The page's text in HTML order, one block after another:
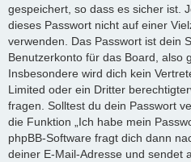
gespeichert, so dass es sicher ist.
dieses Passwort nicht auf einer
verwenden. Das Passwort ist dein
Benutzerkonto für das Board, also
Insbesondere wird dich kein
Limited oder ein Dritter
fragen. Solltest du dein Passwort
die Funktion „Ich habe mein
phpBB-Software fragt dich dann
deiner E-Mail-Adresse und sendet